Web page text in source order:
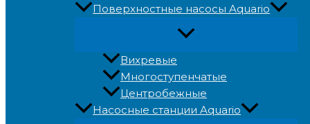
Поверхностные насосы Aquario
Вихревые
Многоступенчатые
Центробежные
Насосные станции Aquario